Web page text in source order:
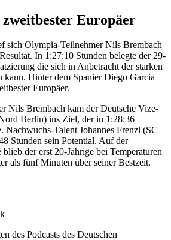
Europäer
sich Olympia-Teilnehmer Nils Brembach
In 1:27:10 Stunden belegte der 29-
die sich in Anbetracht der starken
kann. Hinter dem Spanier Diego Garcia
Europäer.
Nils Brembach kam der Deutsche Vize-
Berlin) ins Ziel, der in 1:28:36
Nachwuchs-Talent Johannes Frenzl (SC
Stunden sein Potential. Auf der
blieb der erst 20-Jährige bei Temperaturen
als fünf Minuten über seiner Bestzeit.
des Podcasts des Deutschen